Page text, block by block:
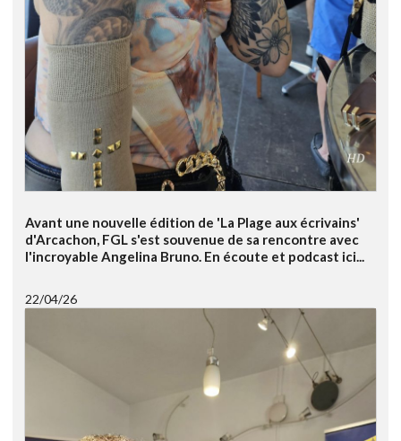
Avant une nouvelle édition de 'La Plage aux écrivains'
d'Arcachon, FGL s'est souvenue de sa rencontre avec
l'incroyable Angelina Bruno. En écoute et podcast ici...
22/04/26